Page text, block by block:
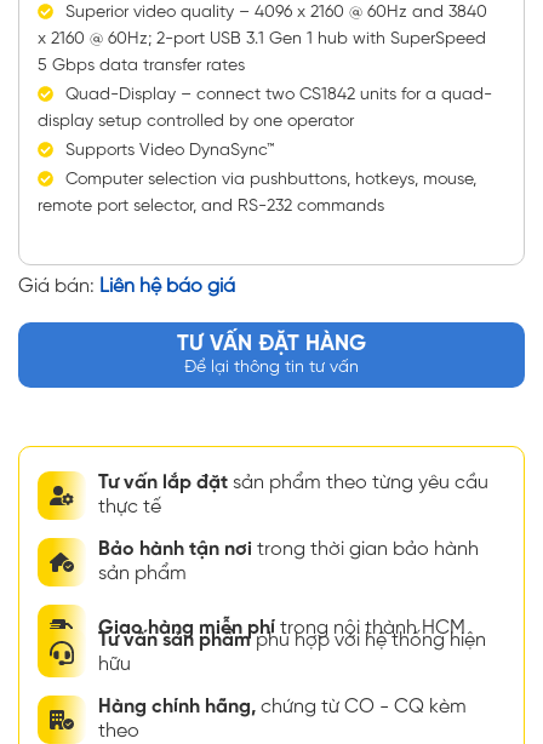
Superior video quality – 4096 x 2160 @ 60Hz and 3840
x 2160 @ 60Hz; 2-port USB 3.1 Gen 1 hub with SuperSpeed
5 Gbps data transfer rates
Quad-Display – connect two CS1842 units for a quad-
display setup controlled by one operator
Supports Video DynaSync™
Computer selection via pushbuttons, hotkeys, mouse,
remote port selector, and RS-232 commands
Giá bán: Liên hệ báo giá
TƯ VẤN ĐẶT HÀNG
Để lại thông tin tư vấn
Tư vấn lắp đặt sản phẩm theo từng yêu cầu
thực tế
Bảo hành tận nơi trong thời gian bảo hành
sản phẩm
Giao hàng miễn phí trong nội thành HCM
Tư vấn sản phẩmphù hợp với hệ thống hiện
hữu
Hàng chính hãng, chứng từ CO - CQ kèm
theo